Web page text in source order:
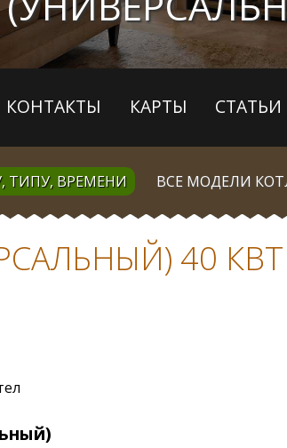
КОНТАКТЫ КАРТЫ СТАТЬИ
ТИПУ, ВРЕМЕНИ ВСЕ МОДЕЛИ
40 КВТ